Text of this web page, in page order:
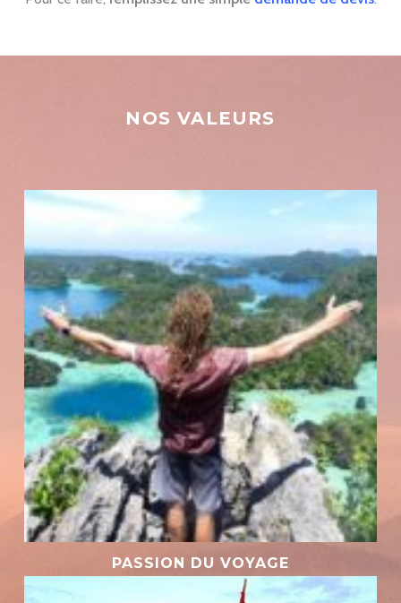
NOS VALEURS
PASSION DU VOYAGE